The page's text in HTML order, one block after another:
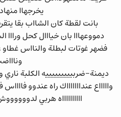
يخرجهاا
بانت لقطة كان الشااب بقا
دمووعهااا بان خيااال كحل
فضهر غوتات لبطلة والنااس غطاو
ديمنة-ضربيييييييييه الكلبة ناري
واااااع عنداااااااك راه عندوو
ااااااااااه هربي